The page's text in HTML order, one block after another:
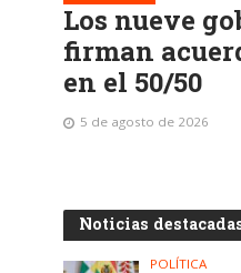
Los nueve
firman
en el 50/50
5 de agosto de 2026
Noticias
POLÍTICA